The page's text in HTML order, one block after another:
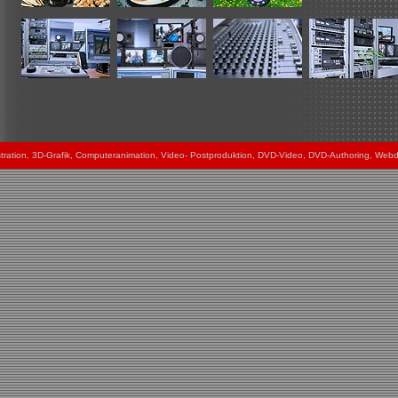
3D-Grafik, Computeranimation, Video- Postproduktion, DVD-Video, DVD-Authoring,